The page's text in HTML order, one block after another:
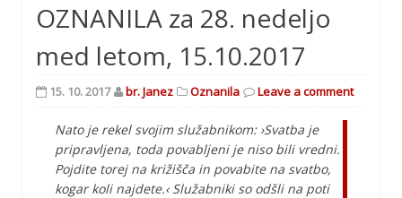
OZNANILA za 28. nedeljo
med letom, 15.10.2017
15. 10. 2017 br. Janez Oznanila Leave a comment
Nato je rekel svojim služabnikom: ›Svatba je
pripravljena, toda povabljeni je niso bili vredni.
Pojdite torej na križišča in povabite na svatbo,
kogar koli najdete.‹ Služabniki so odšli na poti